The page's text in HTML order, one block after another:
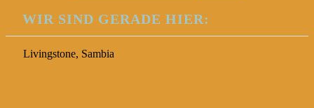
WIR SIND GERADE HIER:
Livingstone, Sambia